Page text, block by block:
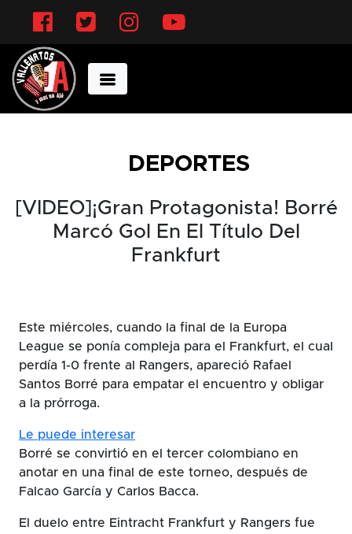
DEPORTES
[VIDEO]¡Gran Protagonista! Borré
Marcó Gol En El Título Del
Frankfurt
Este miércoles, cuando la final de la Europa
League se ponía compleja para el Frankfurt, el cual
perdía 1-0 frente al Rangers, apareció Rafael
Santos Borré para empatar el encuentro y obligar
a la prórroga.
Le puede interesar
Borré se convirtió en el tercer colombiano en
anotar en una final de este torneo, después de
Falcao García y Carlos Bacca.
El duelo entre Eintracht Frankfurt y Rangers fue